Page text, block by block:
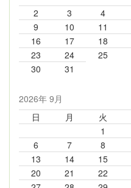
2
3 4
9
10 11
16
17 18
23
24 25
30
31
2026年 9月
日
月 火
1
6
7 8
13
14 15
20
21 22